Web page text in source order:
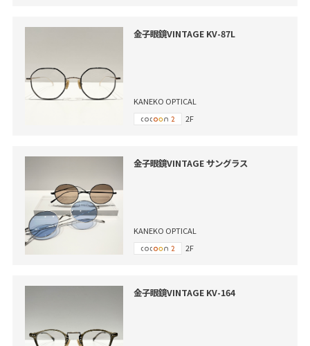
金子眼鏡VINTAGE KV-87L
KANEKO OPTICAL
2F
金子眼鏡VINTAGE サングラス
KANEKO OPTICAL
2F
金子眼鏡VINTAGE KV-164